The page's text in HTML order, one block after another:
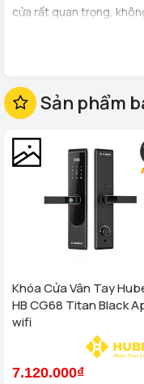
cửa rất quan trọng,
hợp vân tay, mã số, thẻ
cấp cho gia chủ. Cửa đẹp
Sản phẩm
Khóa Cửa Vân Tay
HB CG68 Titan Black
wifi
7.120.000₫